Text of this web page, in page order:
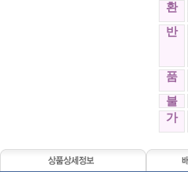
환
반
품
불
가